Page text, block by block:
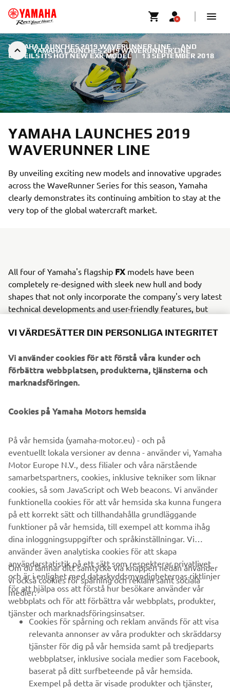
YAMAHA LAUNCHES 2019 WAVERUNNER LINE
YAMAHA LAUNCHES 2019 WAVERUNNER LINE ... AND
UNVEILS ITS HOT NEW EXR MODEL | 13 SEPTEMBER 2018
YAMAHA LAUNCHES 2019
WAVERUNNER LINE
By unveiling exciting new models and innovative upgrades
across the WaveRunner Series for this season, Yamaha
clearly demonstrates its continuing ambition to stay at the
very top of the global watercraft market.
All four of Yamaha's flagship FX models have been
completely re-designed with sleek new hull and body
shapes that not only incorporate the company's very latest
technical developments and user-friendly features, but
An all-new model for 2019, theEXR takes the 'affordable
performance' concept to a new level, with its greater
speed and even more agile handling.
performance-enhancing technical changes have been
version of the legendary and super-fast GP1800, the
faster-than-ever GP1800R.
Discover the new WaveRunner range :
https://www.yamaha-
motor.eu/eu/en/products/waverunners/
FÖRETAG
B2B
UTFORSKA YAMAHA
FAQ & SUPPORT
VI VÄRDESÄTTER DIN PERSONLIGA INTEGRITET
Vi använder cookies för att förstå våra kunder och
förbättra webbplatsen, produkterna, tjänsterna och
marknadsföringen.
Cookies på Yamaha Motors hemsida
På vår hemsida (yamaha-motor.eu) - och på
eventuellt lokala versioner av denna - använder vi, Yamaha
Motor Europe N.V., dess filialer och våra närstående
samarbetspartners, cookies, inklusive tekniker som liknar
cookies, så som JavaScript och Web beacons. Vi använder
funktionella cookies för att vår hemsida ska kunna fungera
på ett korrekt sätt och tillhandahålla grundläggande
funktioner på vår hemsida, till exempel att komma ihåg
dina inloggningsuppgifter och språkinställningar. Vi
använder även analytiska cookies för att skapa
användarstatistik på ett sätt som respekterar privatlivet
och är i enlighet med dataskyddsmyndigheternas riktlinjer
för att hjälpa oss att förstå hur besökare använder vår
webbplats och för att förbättra vår webbplats, produkter,
tjänster och marknadsföringsinsatser.
Om du lämnar ditt samtycke via knappen nedan använder
vi också cookies för spårning och reklam samt sociala
medier:
Cookies för spårning och reklam används för att visa
relevanta annonser av våra produkter och skräddarsy
tjänster för dig på vår hemsida samt på tredjeparts
webbplatser, inklusive sociala medier som Facebook,
baserat på ditt surfbeteende på vår hemsida.
Exempel på detta är visade produkter och tjänster,